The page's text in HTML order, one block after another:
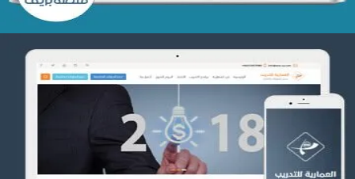
تصميم العمارية للتدريب
التفاصيل